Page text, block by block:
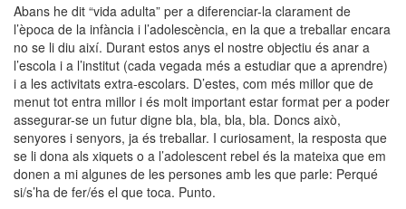
Abans he dit “vida adulta” per a diferenciar-la clarament de
l’època de la infància i l’adolescència, en la que a treballar encara
no se li diu així. Durant estos anys el nostre objectiu és anar a
l’escola i a l’institut (cada vegada més a estudiar que a aprendre)
i a les activitats extra-escolars. D’estes, com més millor que de
menut tot entra millor i és molt important estar format per a poder
assegurar-se un futur digne bla, bla, bla, bla. Doncs això,
senyores i senyors, ja és treballar. I curiosament, la resposta que
se li dona als xiquets o a l’adolescent rebel és la mateixa que em
donen a mi algunes de les persones amb les que parle: Perqué
si/s’ha de fer/és el que toca. Punto.